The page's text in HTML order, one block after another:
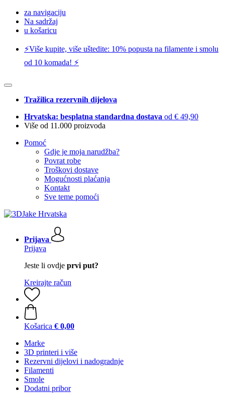
za navigaciju
Na sadržaj
u košaricu
⚡️Više kupite, više uštedite: 10% popusta na filamente i smolu
od 10 komada! ⚡️
Tražilica rezervnih dijelova
Hrvatska: besplatna standardna dostava od € 49,90
Više od 11.000 proizvoda
Pomoć
Gdje je moja narudžba?
Povrat robe
Troškovi dostave
Mogućnosti plaćanja
Kontakt
Sve teme pomoći
Prijava
Prijava
Jeste li ovdje prvi put?
Kreirajte račun
Košarica € 0,00
Marke
3D printeri i više
Rezervni dijelovi i nadogradnje
Filamenti
Smole
Dodatni pribor